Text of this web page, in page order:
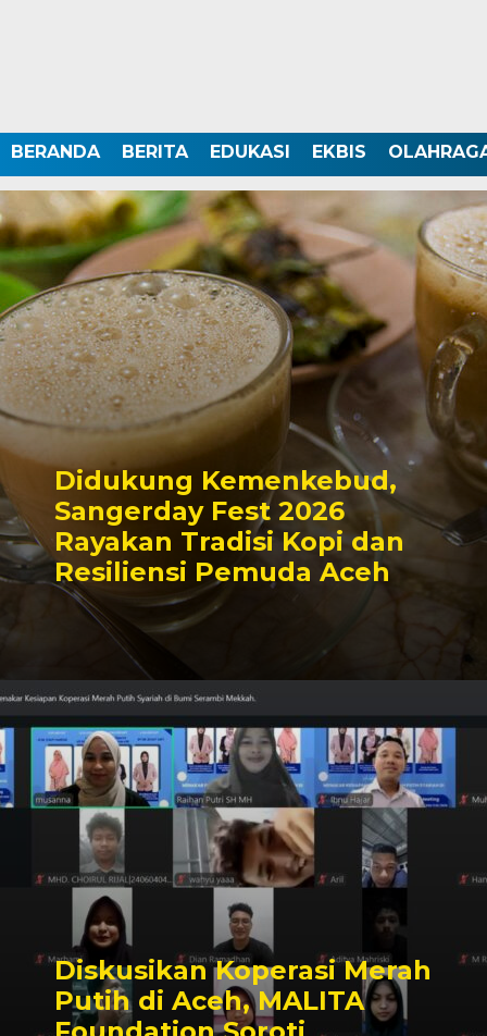
BERANDA BERITA EDUKASI EKBIS
Didukung Kemenkebud,
Sangerday Fest 2026
Rayakan Tradisi Kopi dan
Resiliensi Pemuda Aceh
Diskusikan Koperasi Merah
Putih di Aceh, MALITA